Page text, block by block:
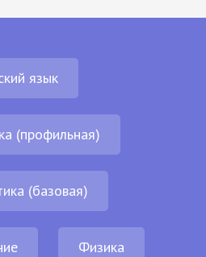
язык
(профильная)
(базовая)
Физика